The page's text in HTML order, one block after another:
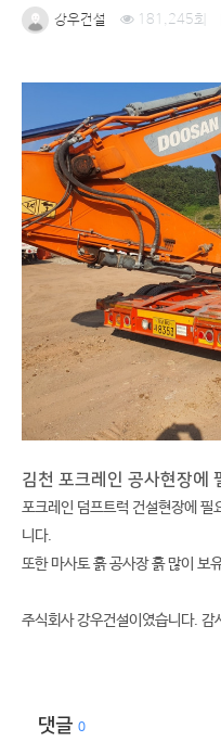
강우건설 181,245회
김천 포크레인 공사현장에
포크레인 덤프트럭 건설현장에 필
니다.
또한 마사토 흙 공사장 흙 많이 보
주식회사 강우건설이였습니다. 감
댓글 0